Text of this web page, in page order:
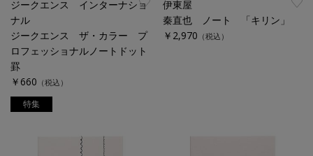
ジークエンス インターナショ
ナル
ジークエンス ザ・カラー プ
ロフェッショナルノートドット
罫
￥660 （税込）
特集
伊東屋
秦直也 ノート 「キリン」
￥2,970 （税込）